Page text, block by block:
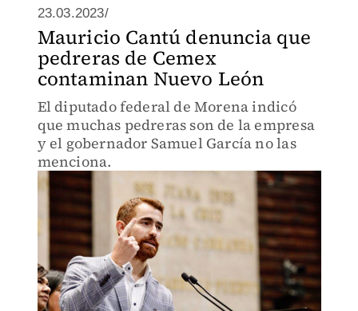
23.03.2023/
Mauricio Cantú denuncia que
pedreras de Cemex
contaminan Nuevo León
El diputado federal de Morena indicó
que muchas pedreras son de la empresa
y el gobernador Samuel García no las
menciona.